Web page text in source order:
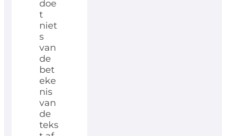
doe
t
niet
s
van
de
bet
eke
nis
van
de
teks